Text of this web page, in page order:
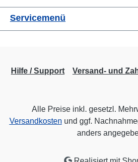
Servicemenü
Hilfe / Support Versand- und
Alle Preise inkl. gesetzl.
Versandkosten und ggf.
anders